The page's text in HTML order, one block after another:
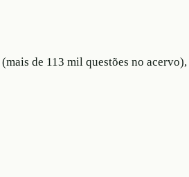
(mais de 113 mil questões no acervo),